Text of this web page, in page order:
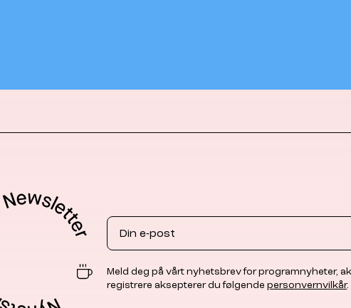
Email
Meld deg på vårt nyhetsbrev for programnyheter,
registrere aksepterer du følgendepersonvernvilkår.